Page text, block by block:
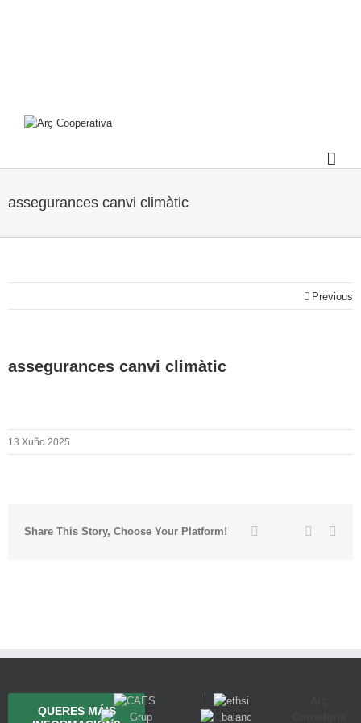
assegurances canvi climàtic
Previous
assegurances canvi climàtic
13 Xuño 2025
Share This Story, Choose Your Platform! Facebook
TwitterLinkedin
QUERES MÁIS